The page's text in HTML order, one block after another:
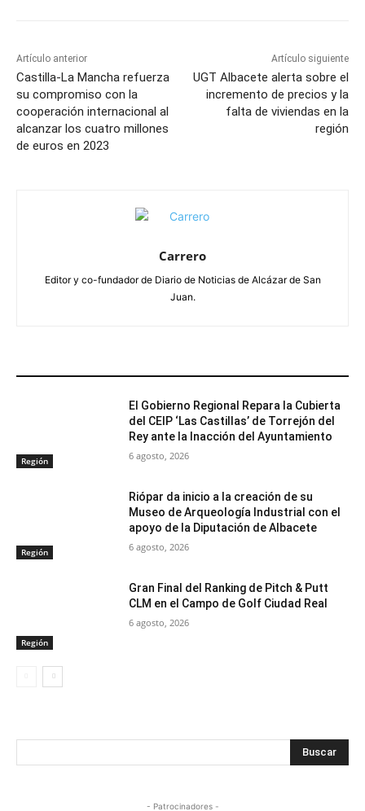
Artículo anterior
Castilla-La Mancha refuerza
su compromiso con la
cooperación internacional al
alcanzar los cuatro millones
de euros en 2023
Artículo siguiente
UGT Albacete alerta sobre el
incremento de precios y la
falta de viviendas en la
región
Carrero
Editor y co-fundador de Diario de Noticias de Alcázar de San
Juan.
Región
El Gobierno Regional Repara la Cubierta
del CEIP ‘Las Castillas’ de Torrejón del
Rey ante la Inacción del Ayuntamiento
6 agosto, 2026
Región
Riópar da inicio a la creación de su
Museo de Arqueología Industrial con el
apoyo de la Diputación de Albacete
6 agosto, 2026
Región
Gran Final del Ranking de Pitch & Putt
CLM en el Campo de Golf Ciudad Real
6 agosto, 2026
Buscar
- Patrocinadores -